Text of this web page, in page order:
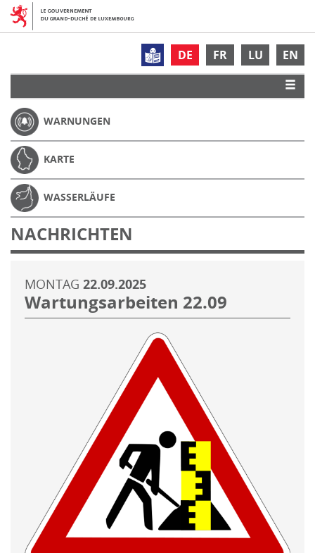
DE FR LU EN
WARNUNGEN
KARTE
WASSERLÄUFE
NACHRICHTEN
MONTAG 22.09.2025
Wartungsarbeiten 22.09